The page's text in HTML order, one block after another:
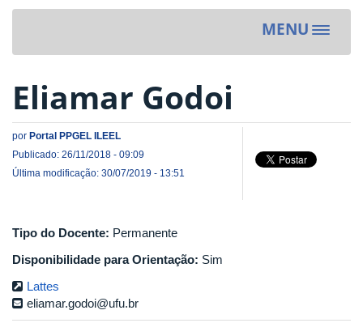
MENU
Toggle
Eliamar Godoi
por Portal PPGEL ILEEL
Publicado: 26/11/2018 - 09:09
Última modificação: 30/07/2019 - 13:51
Tipo do Docente: Permanente
Disponibilidade para Orientação: Sim
Lattes
eliamar.godoi@ufu.br